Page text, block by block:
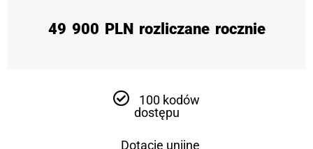
49 900 PLN rozliczane rocznie
100 kodów
dostępu
Dotacje unijne